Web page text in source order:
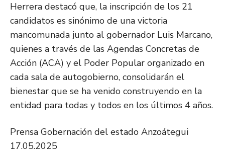
Herrera destacó que, la inscripción de los 21
candidatos es sinónimo de una victoria
mancomunada junto al gobernador Luis Marcano,
quienes a través de las Agendas Concretas de
Acción (ACA) y el Poder Popular organizado en
cada sala de autogobierno, consolidarán el
bienestar que se ha venido construyendo en la
entidad para todas y todos en los últimos 4 años.
Prensa Gobernación del estado Anzoátegui
17.05.2025